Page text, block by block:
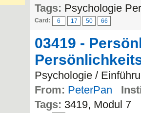
Tags: Psychologie
Card: 6 17 50 66
03419 -
Psychologie /
From: PeterPan
Tags: 3419, Modul 7